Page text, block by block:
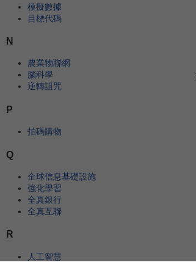
模擬數據
目標代碼
N
農業物聯網
腦科學
逆轉詛咒
P
拍碼購物
Q
全球信息基礎設施
強化學習
全真銀行
全真互聯
R
人工智慧